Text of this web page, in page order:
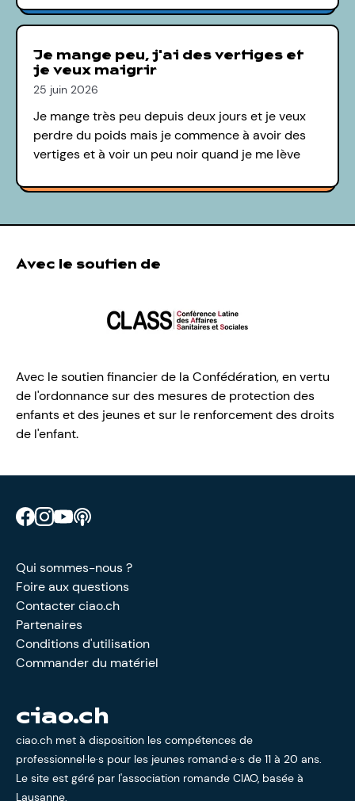
Je mange peu, j'ai des vertiges et
je veux maigrir
25 juin 2026
Je mange très peu depuis deux jours et je veux
perdre du poids mais je commence à avoir des
vertiges et à voir un peu noir quand je me lève
Avec le soutien de
Avec le soutien financier de la Confédération, en vertu
de l'ordonnance sur des mesures de protection des
enfants et des jeunes et sur le renforcement des droits
de l'enfant.
Retrouve CIAO sur Facebook
Retrouve CIAO sur Instagram
Retrouve CIAO sur YouTube
Qui sommes-nous ?
Foire aux questions
Contacter ciao.ch
Partenaires
Conditions d'utilisation
Commander du matériel
ciao.ch
ciao.ch met à disposition les compétences de
professionnel·le·s pour les jeunes romand·e·s de 11 à 20 ans.
Le site est géré par l'association romande CIAO, basée à
Lausanne.